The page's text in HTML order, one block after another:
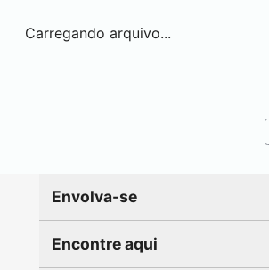
Carregando arquivo...
Envolva-se
Encontre aqui